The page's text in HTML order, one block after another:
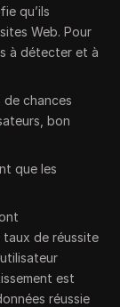
qu’ils
Web. Pour
à détecter et à
chances
bon
que les
taux de réussite
est
réussie